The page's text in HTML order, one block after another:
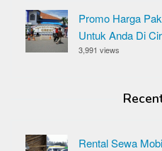
Promo Harga
Untuk Anda Di
3,991 views
Rental Sewa